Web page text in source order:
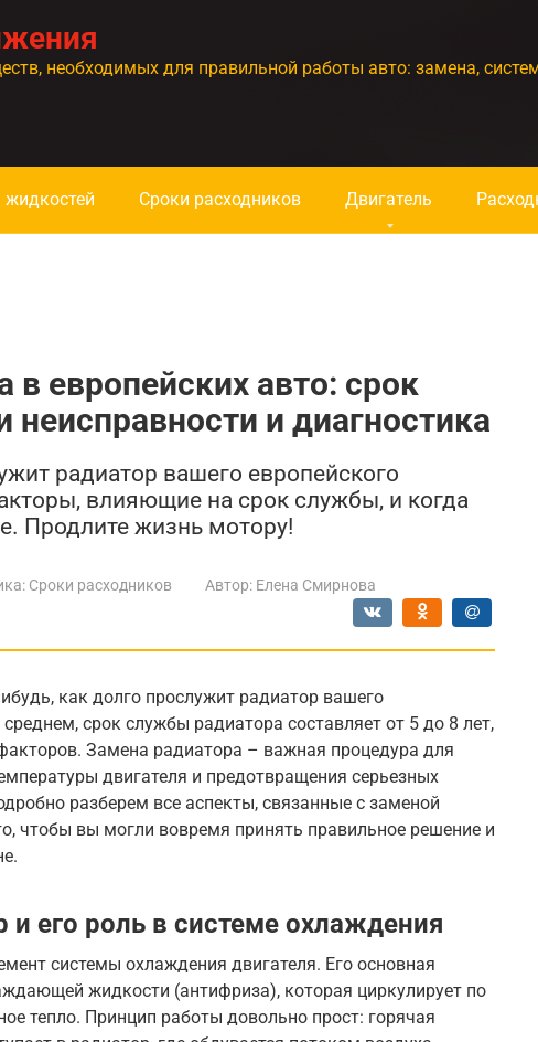
необходимых для правильной работы авто: замена,
Сроки расходников Двигатель
в европейских авто: срок
и диагностика
радиатор вашего европейского
влияющие на срок службы, и когда
Продлите жизнь мотору!
Сроки расходников Автор: Елена Смирнова
как долго прослужит радиатор вашего
срок службы радиатора составляет от 5 до 8 лет,
Замена радиатора – важная процедура для
двигателя и предотвращения серьезных
разберем все аспекты, связанные с заменой
чтобы вы могли вовремя принять правильное решение и
и его роль в системе охлаждения
системы охлаждения двигателя. Его основная
жидкости (антифриза), которая циркулирует по
тепло. Принцип работы довольно прост: горячая